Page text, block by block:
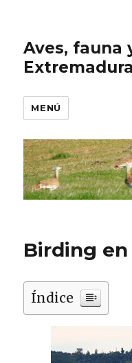
Aves, fauna
Extremadura
MENÚ
Birding
Índice